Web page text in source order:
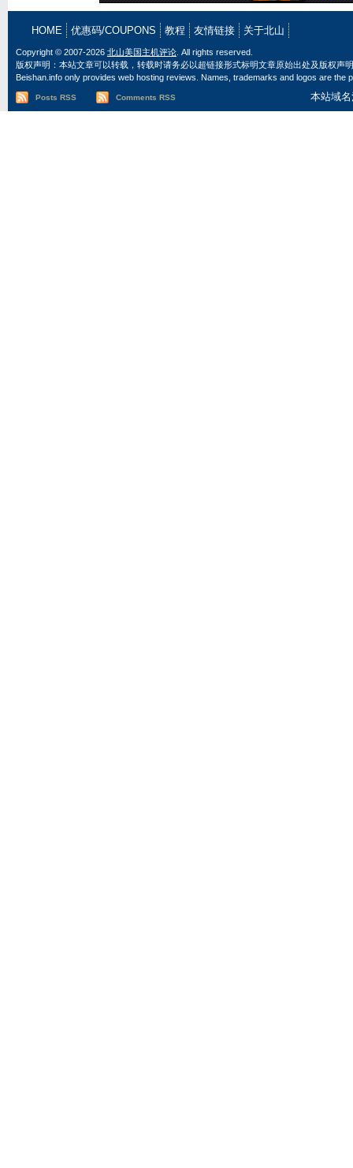
HOME 优惠码/COUPONS 教程 友情链接 关于北山
Copyright © 2007-2026 北山美国主机评论 . All rights reserved.
版权声明：本站文章可以转载，转载时请务必以超链接形式标明文章原始出处及版权声
Beishan.info only provides web hosting reviews. Names, trademarks and logos are
Posts RSS Comments RSS 本站域